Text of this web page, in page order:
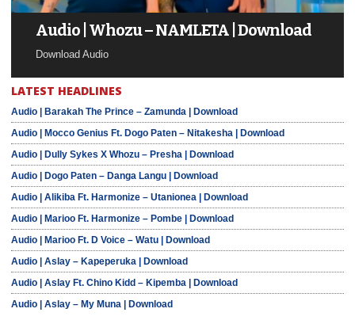
Audio | Whozu – NAMLETA | Download
Download Audio
LATEST HEADLINES
Audio | Barakah The Prince – Zamunda | Download
Audio | Mocco Genius Ft. Dogo Paten – Nitakesha | Download
Audio | Dully Sykes X Whozu – Presha | Download
Audio | Dogo Paten – Danga Langu | Download
Audio | Alikiba Ft. Harmonize – Utanionea | Download
Audio | Marioo Ft. Harmonize – Pombe | Download
Audio | Marioo Ft. D Voice – Watu | Download
Audio | Aslay – Kapeperuka | Download
Audio | Aslay Ft. Chino Kidd – Kipemba | Download
Audio | Aslay – My Muna | Download